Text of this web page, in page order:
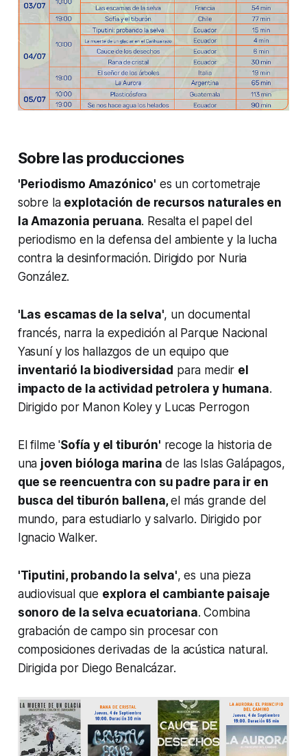
Sobre las producciones
'Periodismo Amazónico' es un cortometraje
sobre la explotación de recursos naturales en
la Amazonia peruana. Resalta el papel del
periodismo en la defensa del ambiente y la lucha
contra la desinformación. Dirigido por Nuria
González.
'Las escamas de la selva', un documental
francés, narra la expedición al Parque Nacional
Yasuní y los hallazgos de un equipo que
inventarió la biodiversidad para medir el
impacto de la actividad petrolera y humana.
Dirigido por Manon Koley y Lucas Perrogon
El filme 'Sofía y el tiburón' recoge la historia de
una joven bióloga marina de las Islas Galápagos,
que se reencuentra con su padre para ir en
busca del tiburón ballena,el más grande del
mundo, para estudiarlo y salvarlo. Dirigido por
Ignacio Walker.
'Tiputini, probando la selva', es una pieza
audiovisual que explora el cambiante paisaje
sonoro de la selva ecuatoriana. Combina
grabación de campo sin procesar con
composiciones derivadas de la acústica natural.
Dirigida por Diego Benalcázar.